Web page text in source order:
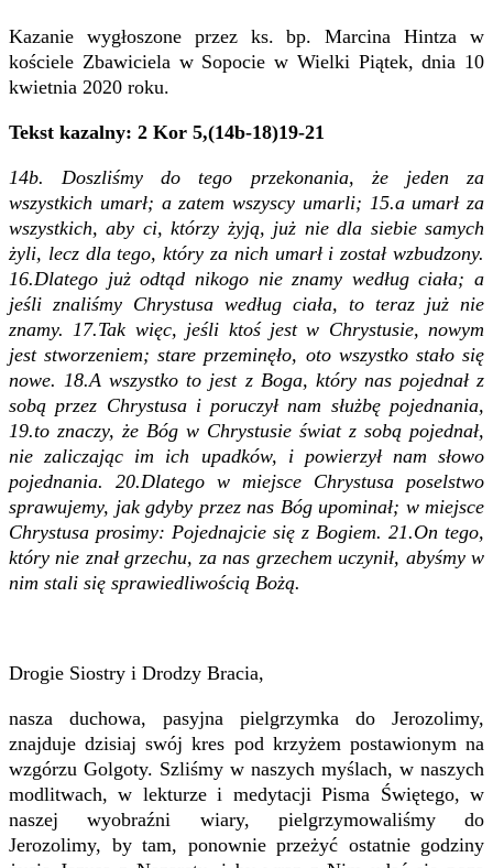
Kazanie wygłoszone przez ks. bp. Marcina Hintza w
kościele Zbawiciela w Sopocie w Wielki Piątek, dnia 10
kwietnia 2020 roku.
Tekst kazalny: 2 Kor 5,(14b-18)19-21
14b. Doszliśmy do tego przekonania, że jeden za
wszystkich umarł; a zatem wszyscy umarli; 15.a umarł za
wszystkich, aby ci, którzy żyją, już nie dla siebie samych
żyli, lecz dla tego, który za nich umarł i został wzbudzony.
16.Dlatego już odtąd nikogo nie znamy według ciała; a
jeśli znaliśmy Chrystusa według ciała, to teraz już nie
znamy. 17.Tak więc, jeśli ktoś jest w Chrystusie, nowym
jest stworzeniem; stare przeminęło, oto wszystko stało się
nowe. 18.A wszystko to jest z Boga, który nas pojednał z
sobą przez Chrystusa i poruczył nam służbę pojednania,
19.to znaczy, że Bóg w Chrystusie świat z sobą pojednał,
nie zaliczając im ich upadków, i powierzył nam słowo
pojednania. 20.Dlatego w miejsce Chrystusa poselstwo
sprawujemy, jak gdyby przez nas Bóg upominał; w miejsce
Chrystusa prosimy: Pojednajcie się z Bogiem. 21.On tego,
który nie znał grzechu, za nas grzechem uczynił, abyśmy w
nim stali się sprawiedliwością Bożą.
Drogie Siostry i Drodzy Bracia,
nasza duchowa, pasyjna pielgrzymka do Jerozolimy,
znajduje dzisiaj swój kres pod krzyżem postawionym na
wzgórzu Golgoty. Szliśmy w naszych myślach, w naszych
modlitwach, w lekturze i medytacji Pisma Świętego, w
naszej wyobraźni wiary, pielgrzymowaliśmy do
Jerozolimy, by tam, ponownie przeżyć ostatnie godziny